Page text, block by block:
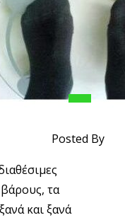
Posted By
τα
και ξανά